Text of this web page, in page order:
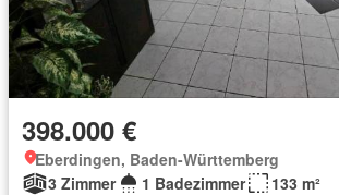
398.000 €
Eberdingen, Baden-Württemberg
3 Zimmer
1 Badezimmer
133 m²